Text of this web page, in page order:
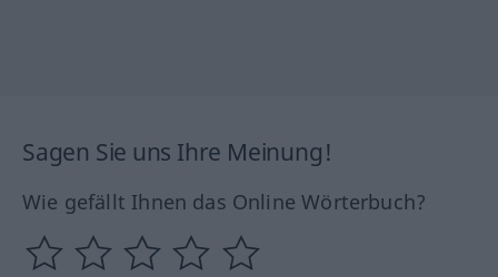
Sagen Sie uns Ihre Meinung!
Wie gefällt Ihnen das Online Wörterbuch?